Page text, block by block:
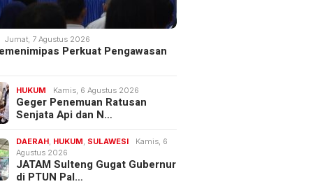
Jumat, 7 Agustus 2026
Perkuat Pengawasan
HUKUM Kamis, 6 Agustus 2026
Geger Penemuan Ratusan
Senjata Api dan N…
DAERAH, HUKUM, SULAWESI
Kamis, 6
Agustus 2026
JATAM Sulteng Gugat Gubernur
di PTUN Pal…